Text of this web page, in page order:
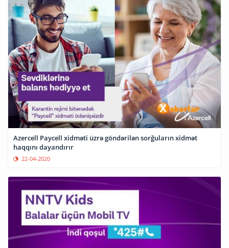
Azercell Paycell xidməti üzrə göndərilən sorğuların xidmət
haqqını dayandırır
22-04-2020